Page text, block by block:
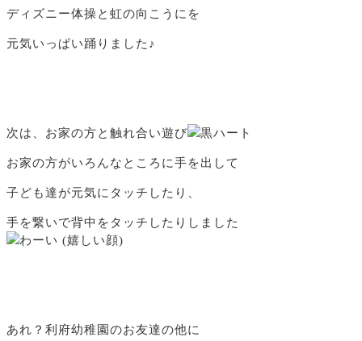
ディズニー体操と虹の向こうにを
元気いっぱい踊りました♪
次は、お家の方と触れ合い遊び
お家の方がいろんなところに手を出して
子ども達が元気にタッチしたり、
手を繋いで背中をタッチしたりしました
あれ？利府幼稚園のお友達の他に